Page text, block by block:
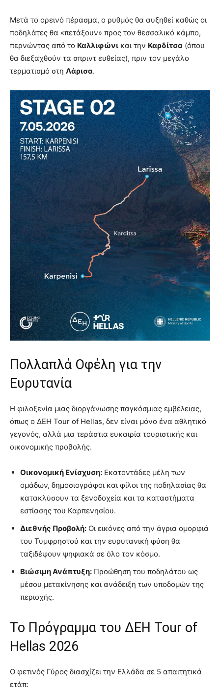
Μετά το ορεινό πέρασμα, ο ρυθμός θα αυξηθεί καθώς οι
ποδηλάτες θα «πετάξουν» προς τον θεσσαλικό κάμπο,
περνώντας από το Καλλιφώνι και την Καρδίτσα (όπου
θα διεξαχθούν τα σπριντ ευθείας), πριν τον μεγάλο
τερματισμό στη Λάρισα.
Πολλαπλά Οφέλη για την
Ευρυτανία
Η φιλοξενία μιας διοργάνωσης παγκόσμιας εμβέλειας,
όπως ο ΔΕΗ Tour of Hellas, δεν είναι μόνο ένα αθλητικό
γεγονός, αλλά μια τεράστια ευκαιρία τουριστικής και
οικονομικής προβολής.
Οικονομική Ενίσχυση: Εκατοντάδες μέλη των
ομάδων, δημοσιογράφοι και φίλοι της ποδηλασίας θα
κατακλύσουν τα ξενοδοχεία και τα καταστήματα
εστίασης του Καρπενησίου.
Διεθνής Προβολή: Οι εικόνες από την άγρια ομορφιά
του Τυμφρηστού και την ευρυτανική φύση θα
ταξιδέψουν ψηφιακά σε όλο τον κόσμο.
Βιώσιμη Ανάπτυξη: Προώθηση του ποδηλάτου ως
μέσου μετακίνησης και ανάδειξη των υποδομών της
περιοχής.
Το Πρόγραμμα του ΔΕΗ Tour of
Hellas 2026
Ο φετινός Γύρος διασχίζει την Ελλάδα σε 5 απαιτητικά
ετάπ: